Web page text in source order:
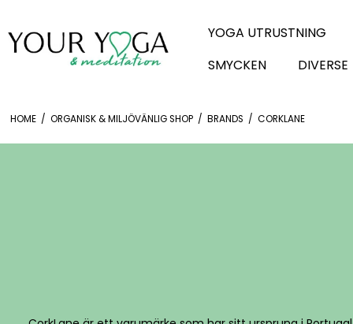
YOGA UTRUSTNING
SMYCKEN
DIVERSE
HOME / ORGANISK & MILJÖVÄNLIG SHOP / BRANDS / CORKLANE